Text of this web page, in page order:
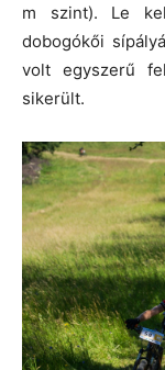
m szint). Le
dobogókői
volt egyszerű
sikerült.